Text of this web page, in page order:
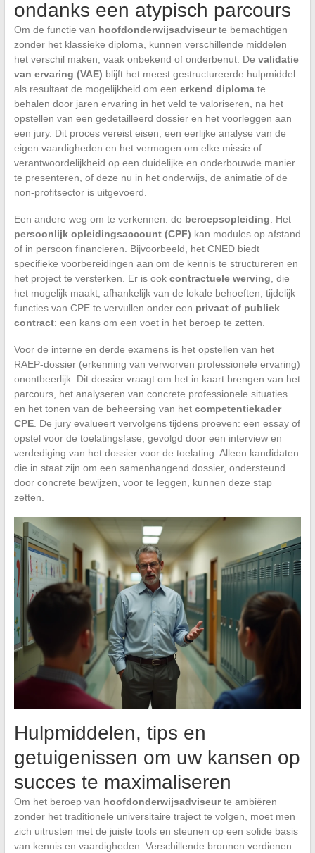
ondanks een atypisch parcours
Om de functie van hoofdonderwijsadviseurte bemachtigen
zonder het klassieke diploma, kunnen verschillende middelen
het verschil maken, vaak onbekend of onderbenut. De validatie
van ervaring (VAE) blijft het meest gestructureerde hulpmiddel:
als resultaat de mogelijkheid om een erkend diplomate
behalen door jaren ervaring in het veld te valoriseren, na het
opstellen van een gedetailleerd dossier en het voorleggen aan
een jury. Dit proces vereist eisen, een eerlijke analyse van de
eigen vaardigheden en het vermogen om elke missie of
verantwoordelijkheid op een duidelijke en onderbouwde manier
te presenteren, of deze nu in het onderwijs, de animatie of de
non-profitsector is uitgevoerd.
Een andere weg om te verkennen: de beroepsopleiding . Het
persoonlijk opleidingsaccount (CPF) kan modules op afstand
of in persoon financieren. Bijvoorbeeld, het CNED biedt
specifieke voorbereidingen aan om de kennis te structureren en
het project te versterken. Er is ook contractuele werving , die
het mogelijk maakt, afhankelijk van de lokale behoeften, tijdelijk
functies van CPE te vervullen onder een privaat of publiek
contract: een kans om een voet in het beroep te zetten.
Voor de interne en derde examens is het opstellen van het
RAEP-dossier (erkenning van verworven professionele ervaring)
onontbeerlijk. Dit dossier vraagt om het in kaart brengen van het
parcours, het analyseren van concrete professionele situaties
en het tonen van de beheersing van het competentiekader
CPE. De jury evalueert vervolgens tijdens proeven: een essay of
opstel voor de toelatingsfase, gevolgd door een interview en
verdediging van het dossier voor de toelating. Alleen kandidaten
die in staat zijn om een samenhangend dossier, ondersteund
door concrete bewijzen, voor te leggen, kunnen deze stap
zetten.
Hulpmiddelen, tips en
getuigenissen om uw kansen op
succes te maximaliseren
Om het beroep van hoofdonderwijsadviseurte ambiëren
zonder het traditionele universitaire traject te volgen, moet men
zich uitrusten met de juiste tools en steunen op een solide basis
van kennis en vaardigheden. Verschillende bronnen verdienen